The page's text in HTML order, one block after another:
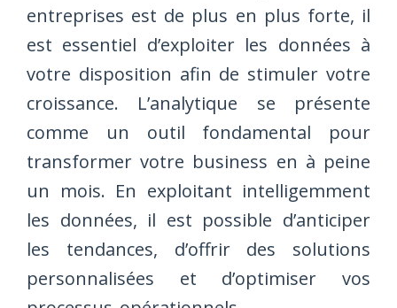
entreprises est de plus en plus forte, il
est essentiel d’exploiter les données à
votre disposition afin de stimuler votre
croissance. L’analytique se présente
comme un outil fondamental pour
transformer votre business en à peine
un mois. En exploitant intelligemment
les données, il est possible d’anticiper
les tendances, d’offrir des solutions
personnalisées et d’optimiser vos